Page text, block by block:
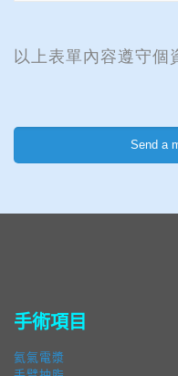
以上表單內容遵守個
手術項目
氦氣電漿